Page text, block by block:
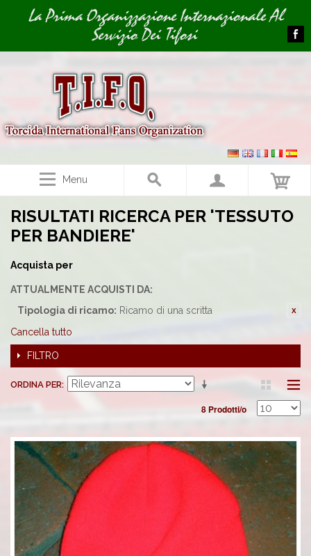
Image 01
Image 02La Prima Organizzazione Internazionale Al
Servizio Dei Tifosi
Menu
RISULTATI RICERCA PER 'TESSUTO
PER BANDIERE'
Acquista per
ATTUALMENTE ACQUISTI DA:
Tipologia di ricamo: Ricamo di una scritta
Cancella tutto
FILTRO
ORDINA PER
8 Prodotti/o